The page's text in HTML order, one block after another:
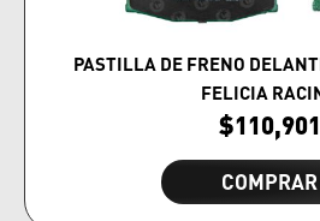
PASTILLA DE FRENO
FELICIA
$110,901
COMPRAR